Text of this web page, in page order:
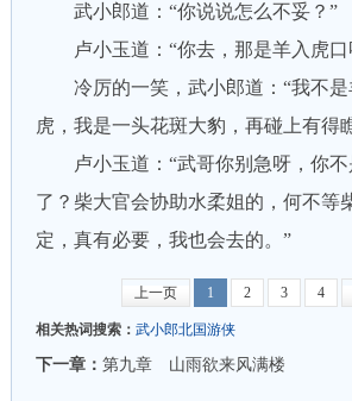
武小郎道：“你说说怎么不妥？”
卢小玉道：“你去，那是羊入虎口
冷厉的一笑，武小郎道：“我不是
虎，我是一头花斑大豹，再碰上有得
卢小玉道：“武哥你别急呀，你不
了？柴大官会协助水柔姐的，何不等
定，真有必要，我也会去的。”
上一页 1 2 3 4
相关热词搜索： 武小郎北国游侠
下一章： 第九章 山雨欲来风满楼